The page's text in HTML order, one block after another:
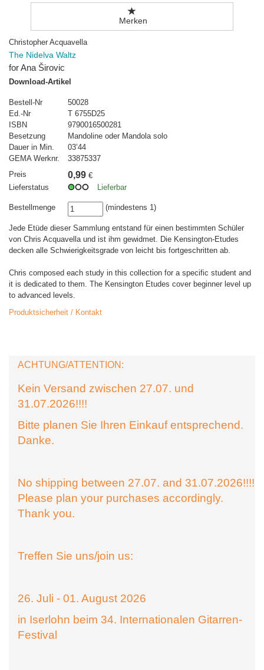
Merken
Christopher Acquavella
The Nidelva Waltz
for Ana Širovic
Download-Artikel
Bestell-Nr
50028
Ed.-Nr
T 6755D25
ISBN
9790016500281
Besetzung
Mandoline oder Mandola solo
Dauer in Min.
03’44
GEMA Werknr.
33875337
Preis
0,99 €
Lieferstatus
Lieferbar
Bestellmenge (mindestens 1)
Jede Etüde dieser Sammlung entstand für einen bestimmten Schüler
von Chris Acquavella und ist ihm gewidmet. Die Kensington-Etudes
decken alle Schwierigkeitsgrade von leicht bis fortgeschritten ab.
Chris composed each study in this collection for a specific student and
it is dedicated to them. The Kensington Etudes cover beginner level up
to advanced levels.
Produktsicherheit / Kontakt
ACHTUNG/ATTENTION:
Kein Versand zwischen 27.07. und
31.07.2026!!!!
Bitte planen Sie Ihren Einkauf entsprechend.
Danke.
No shipping between 27.07. and 31.07.2026!!!!
Please plan your purchases accordingly.
Thank you.
Treffen Sie uns/join us:
26. Juli - 01. August 2026
in Iserlohn beim 34. Internationalen Gitarren-
Festival